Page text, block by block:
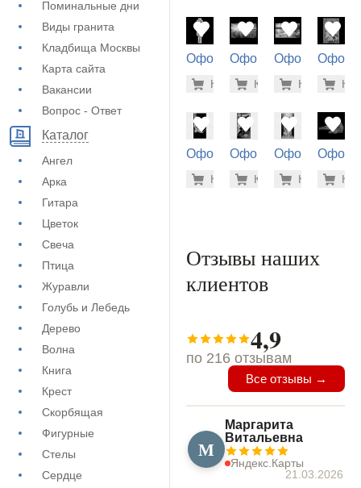
Поминальные дни
Виды гранита
Кладбища Москвы
Карта сайта
Вакансии
Вопрос - Ответ
Каталог
Ангел
Арка
Гитара
Цветок
Свеча
Птица
Журавли
Голубь и Лебедь
Дерево
Волна
Книга
Крест
Скорбящая
Фигурные
Стелы
Сердце
Оформление
(71-324)
-7% 500 руб.
Купить
Оформление
(71-204)
-7%
Купить
Оформление
(71-234)
-
Купить(73-
Оформление
(72-782)
-7% 5.600
Купить
Оформление
(72-670)
-7%
Купить
Оформление
(72-236)
-
Купить(73-
Отзывы наших
клиентов
4,9
по 216 отзывам
Все отзывы →
М
Маргарита
Витальевна
Яндекс.Карты
21.03.2026